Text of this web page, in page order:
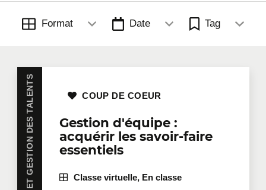
Santé bien-être Savoirs essentiels
Ventes, relation client et marketing
Format Date Tag
Gestion d'équipe :
acquérir les savoir-faire
essentiels
COUP DE COEUR
Classe virtuelle, En classe